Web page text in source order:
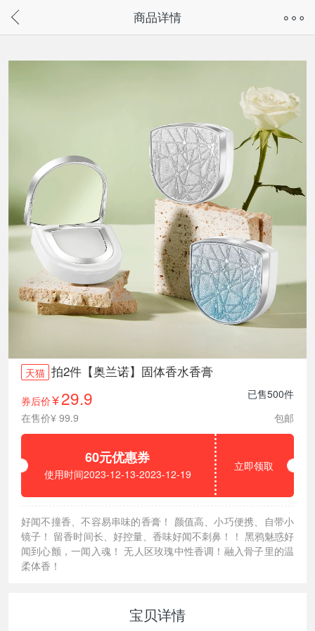
请通过微信或支付宝搜“奇兔客小程序”访问
商品详情
天猫 拍2件【奥兰诺】固体香水香膏
券后价¥29.9
已售500件
在售价¥ 99.9
包邮
60元优惠券
使用时间2023-12-13-2023-12-19
立即领取
好闻不撞香、不容易串味的香膏！ 颜值高、小巧便携、自带小
镜子！ 留香时间长、好控量、香味好闻不刺鼻！！ 黑鸦魅惑好
闻到心颤，一闻入魂！ 无人区玫瑰中性香调！融入骨子里的温
柔体香！
宝贝详情